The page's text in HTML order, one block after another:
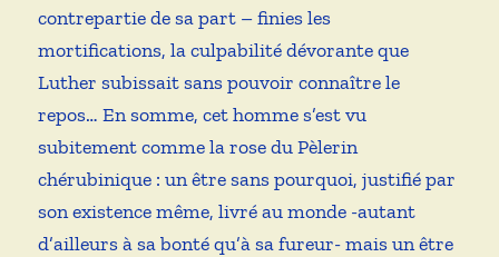
contrepartie de sa part – finies les
mortifications, la culpabilité dévorante que
Luther subissait sans pouvoir connaître le
repos… En somme, cet homme s’est vu
subitement comme la rose du Pèlerin
chérubinique : un être sans pourquoi, justifié par
son existence même, livré au monde -autant
d’ailleurs à sa bonté qu’à sa fureur- mais un être